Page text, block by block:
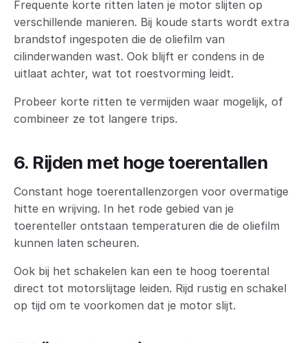
Frequente korte ritten laten je motor slijten op
verschillende manieren. Bij koude starts wordt extra
brandstof ingespoten die de oliefilm van
cilinderwanden wast. Ook blijft er condens in de
uitlaat achter, wat tot roestvorming leidt.
Probeer korte ritten te vermijden waar mogelijk, of
combineer ze tot langere trips.
6. Rijden met hoge toerentallen
Constant hoge toerentallenzorgen voor overmatige
hitte en wrijving. In het rode gebied van je
toerenteller ontstaan temperaturen die de oliefilm
kunnen laten scheuren.
Ook bij het schakelen kan een te hoog toerental
direct tot motorslijtage leiden. Rijd rustig en schakel
op tijd om te voorkomen dat je motor slijt.